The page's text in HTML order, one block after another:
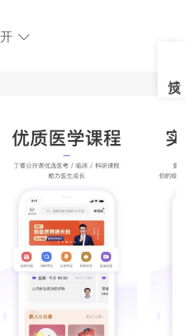
南：
知识，使用户了解疫苗的功
关信息。
减少用户排队等候的时间和